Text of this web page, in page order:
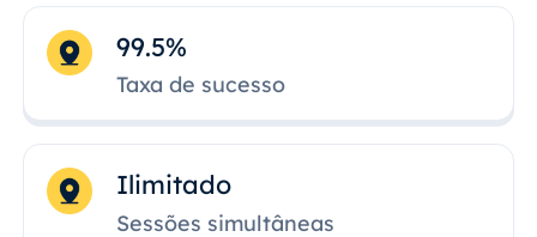
99.5%
Taxa de sucesso
Ilimitado
Sessões simultâneas